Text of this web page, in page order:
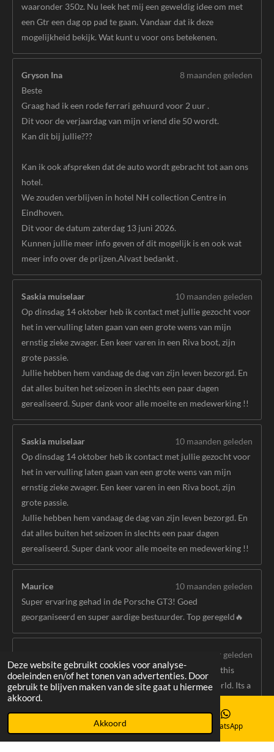
Deze website gebruikt cookies voor analyse-
doeleinden en/of het tonen van advertenties. Door
gebruik te blijven maken van de site gaat u hiermee
akkoord.
Akkoord
waaronder 350z. Nu leek het mij een geweldig idee om met
een Gtr een dag op pad te gaan. Vandaar dat ik deze
mogelijkheid bekijk. Wat kunt u voor ons betekenen.
Gryson Ina
8 maanden geleden
Beste
Graag had ik een rode ferrari gehuurd voor 2 uur .
Dit voor de verjaardag van mijn vriend die 50 wordt.
Kan dit bij jullie???
Kan ik ook afspreken dat de auto wordt gebracht tot aan ons
hotel.
We zouden verblijven in hotel NH collection Centre in
Eindhoven.
Dit voor de datum zaterdag 13 juni 2026.
Kunnen jullie meer info geven of dit mogelijk is en ook wat
meer info over de prijzen.Alvast bedankt .
Saskia muiselaar
10 maanden geleden
Op dinsdag 14 oktober heb ik contact met jullie gezocht voor
het in vervulling laten gaan van een grote wens van mijn
ernstig zieke zwager. Een keer varen in een Riva boot, zijn
grote passie.
Jullie hebben hem vandaag de dag van zijn leven bezorgd. En
dat alles buiten het seizoen in slechts een paar dagen
gerealiseerd. Super dank voor alle moeite en medewerking !!
Saskia muiselaar
10 maanden geleden
Op dinsdag 14 oktober heb ik contact met jullie gezocht voor
het in vervulling laten gaan van een grote wens van mijn
ernstig zieke zwager. Een keer varen in een Riva boot, zijn
grote passie.
Jullie hebben hem vandaag de dag van zijn leven bezorgd. En
dat alles buiten het seizoen in slechts een paar dagen
gerealiseerd. Super dank voor alle moeite en medewerking !!
Maurice
10 maanden geleden
Super ervaring gehad in de Porsche GT3! Goed
georganiseerd en super aardige bestuurder. Top geregeld🔥
een jaar geleden
This is one of the best experience in my life, must try this
again soon. The joy i had in the car was out of this world. Its a
10/10 experience I highly recommend to try this.
Instagram WhatsApp